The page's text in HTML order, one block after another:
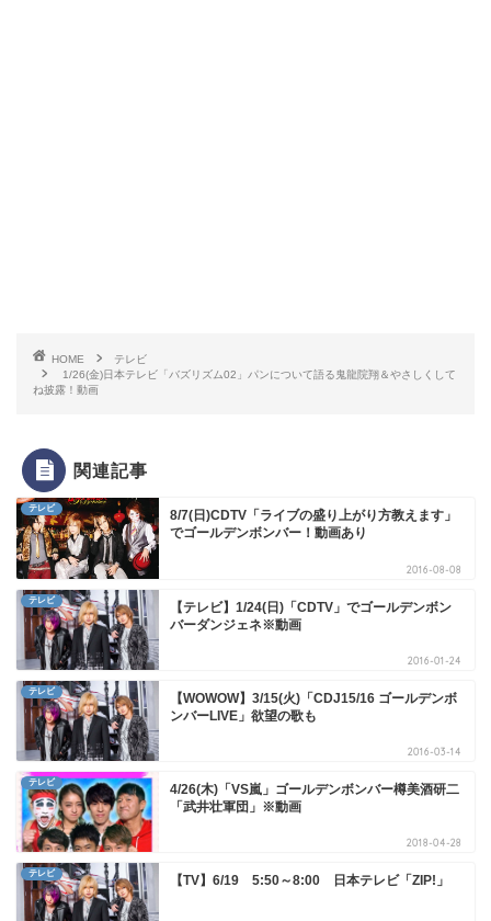
HOME
テレビ
1/26(金)日本テレビ「バズリズム02」パンについて語る鬼龍院翔＆やさしくして
ね披露！動画
関連記事
テレビ
8/7(日)CDTV「ライブの盛り上がり方教えます」
でゴールデンボンバー！動画あり
2016-08-08
テレビ
【テレビ】1/24(日)「CDTV」でゴールデンボン
バーダンジェネ※動画
2016-01-24
テレビ
【WOWOW】3/15(火)「CDJ15/16 ゴールデンボ
ンバーLIVE」欲望の歌も
2016-03-14
テレビ
4/26(木)「VS嵐」ゴールデンボンバー樽美酒研二
「武井壮軍団」※動画
2018-04-28
テレビ 【TV】6/19 5:50～8:00 日本テレビ「ZIP!」